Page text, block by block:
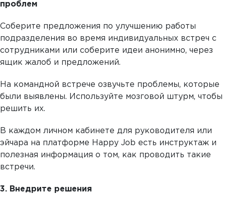
проблем
Соберите предложения по улучшению работы
подразделения во время индивидуальных встреч с
сотрудниками или соберите идеи анонимно, через
ящик жалоб и предложений.
На командной встрече озвучьте проблемы, которые
были выявлены. Используйте мозговой штурм, чтобы
решить их.
В каждом личном кабинете для руководителя или
эйчара на платформе Happy Job есть инструктаж и
полезная информация о том, как проводить такие
встречи.
3. Внедрите решения